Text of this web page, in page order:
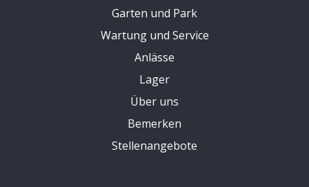
Garten und Park
Wartung und Service
Anlässe
Lager
Über uns
Bemerken
Stellenangebote